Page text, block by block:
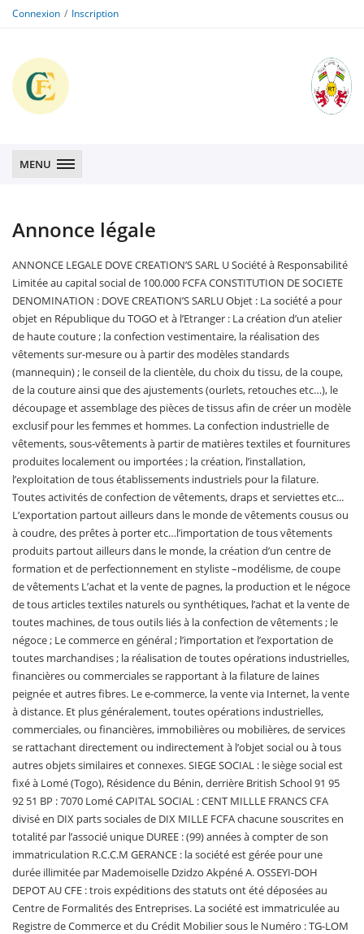
Connexion Inscription
MENU
Annonce légale
ANNONCE LEGALE DOVE CREATION’S SARL U Société à Responsabilité
Limitée au capital social de 100.000 FCFA CONSTITUTION DE SOCIETE
DENOMINATION : DOVE CREATION’S SARLU Objet : La société a pour
objet en République du TOGO et à l’Etranger : La création d’un atelier
de haute couture ; la confection vestimentaire, la réalisation des
vêtements sur-mesure ou à partir des modèles standards
(mannequin) ; le conseil de la clientèle, du choix du tissu, de la coupe,
de la couture ainsi que des ajustements (ourlets, retouches etc…), le
découpage et assemblage des pièces de tissus afin de créer un modèle
exclusif pour les femmes et hommes. La confection industrielle de
vêtements, sous-vêtements à partir de matières textiles et fournitures
produites localement ou importées ; la création, l’installation,
l’exploitation de tous établissements industriels pour la filature.
Toutes activités de confection de vêtements, draps et serviettes etc...
L’exportation partout ailleurs dans le monde de vêtements cousus ou
à coudre, des prêtes à porter etc…l’importation de tous vêtements
produits partout ailleurs dans le monde, la création d’un centre de
formation et de perfectionnement en styliste –modélisme, de coupe
de vêtements L’achat et la vente de pagnes, la production et le négoce
de tous articles textiles naturels ou synthétiques, l’achat et la vente de
toutes machines, de tous outils liés à la confection de vêtements ; le
négoce ; Le commerce en général ; l’importation et l’exportation de
toutes marchandises ; la réalisation de toutes opérations industrielles,
financières ou commerciales se rapportant à la filature de laines
peignée et autres fibres. Le e-commerce, la vente via Internet, la vente
à distance. Et plus généralement, toutes opérations industrielles,
commerciales, ou financières, immobilières ou mobilières, de services
se rattachant directement ou indirectement à l’objet social ou à tous
autres objets similaires et connexes. SIEGE SOCIAL : le siège social est
fixé à Lomé (Togo), Résidence du Bénin, derrière British School 91 95
92 51 BP : 7070 Lomé CAPITAL SOCIAL : CENT MILLLE FRANCS CFA
divisé en DIX parts sociales de DIX MILLE FCFA chacune souscrites en
totalité par l’associé unique DUREE : (99) années à compter de son
immatriculation R.C.C.M GERANCE : la société est gérée pour une
durée illimitée par Mademoiselle Dzidzo Akpéné A. OSSEYI-DOH
DEPOT AU CFE : trois expéditions des statuts ont été déposées au
Centre de Formalités des Entreprises. La société est immatriculée au
Registre de Commerce et du Crédit Mobilier sous le Numéro : TG-LOM